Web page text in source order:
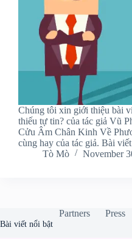
Chúng tôi xin giới thiệu bài
thiếu tự tin? của tác giả Vũ
Cửu Âm Chân Kinh Về
cùng hay của tác giả. Bài
Tò Mò
November
Partners Press
Bài viết nổi bật